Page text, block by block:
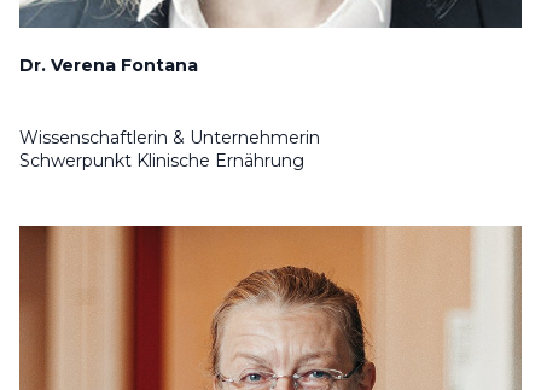
Dr. Verena Fontana
Wissenschaftlerin & Unternehmerin
Schwerpunkt Klinische Ernährung